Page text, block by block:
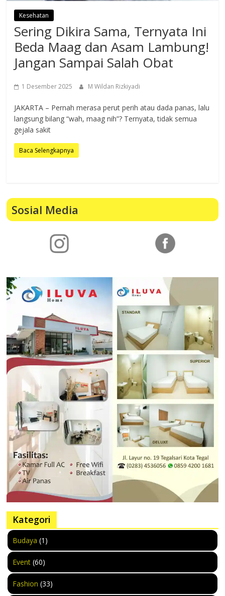
Kesehatan
Sering Dikira Sama, Ternyata Ini
Beda Maag dan Asam Lambung!
Jangan Sampai Salah Obat
1 Desember 2025 M Wildan Rizkiyadi
JAKARTA – Pernah merasa perut perih atau dada panas, lalu
langsung bilang “wah, maag nih”? Ternyata, tidak semua
gejala sakit
Baca Selengkapnya
Sosial Media
Kategori
Budaya (1)
Event (60)
Fashion (33)